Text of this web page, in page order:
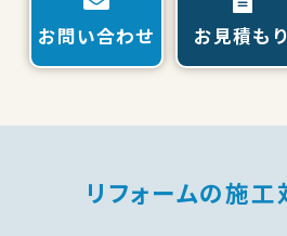
お問い合わせ お見積もり
リフォームの施工